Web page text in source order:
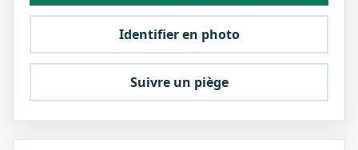
Identifier en photo
Suivre un piège